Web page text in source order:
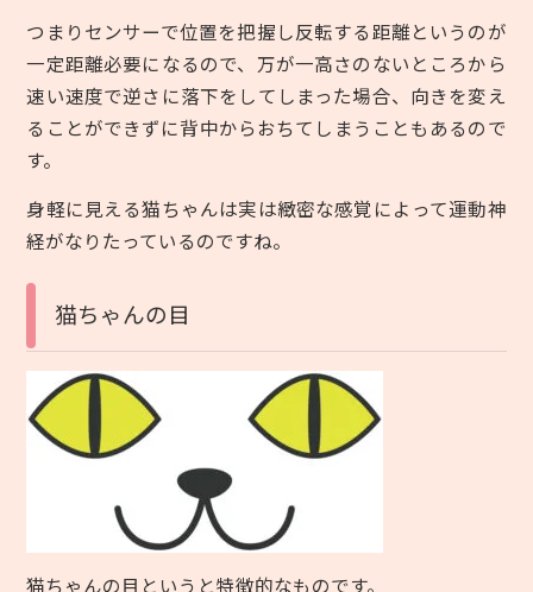
つまりセンサーで位置を把握し反転する距離というのが
一定距離必要になるので、万が一高さのないところから
速い速度で逆さに落下をしてしまった場合、向きを変え
ることができずに背中からおちてしまうこともあるので
す。
身軽に見える猫ちゃんは実は緻密な感覚によって運動神
経がなりたっているのですね。
猫ちゃんの目
猫ちゃんの目というと特徴的なものです。